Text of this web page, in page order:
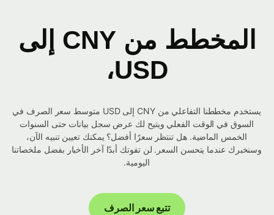
المخطط من CNY إلى
USD،
يستخدم مخططنا التفاعلي من CNY إلى USD متوسط ​​سعر الصرف في
السوق في الوقت الفعلي ويتيح لك عرض سجل بيانات حتى السنوات
الخمس الماضية. هل تنتظر سعرًا أفضل؟ يمكنك تعيين تنبيه الآن،
وسنخبرك عندما يتحسن السعر. لن تفوتك أبدًا آخر الأخبار بفضل ملخصاتنا
اليومية.
تتبع سعر الصرف